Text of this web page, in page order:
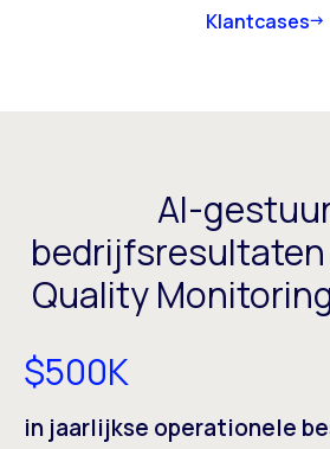
Klantcases
AI-
Quality
$500K
in jaarlijkse operationele